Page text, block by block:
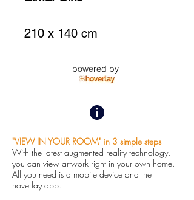
210 x 140 cm
Fine Art Photoprint on
inclusive framing in artbox
limited edition: 5
Fine Art Druck auf
Acrylglas
powered by
"VIEW IN YOUR ROOM" in 3 simple steps
With the latest augmented reality technology,
you can view artwork right in your own home.
All you need is a mobile device and the
hoverlay app.